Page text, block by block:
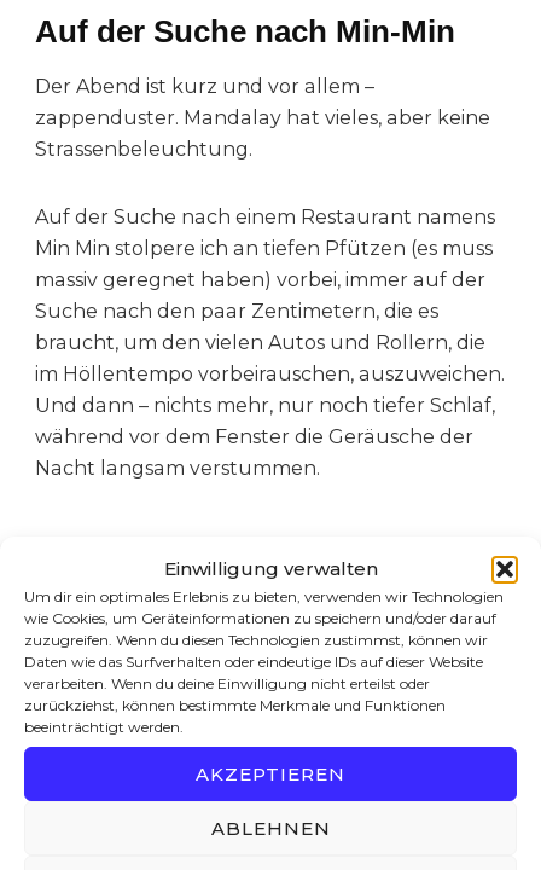
Einwilligung verwalten
Um dir ein optimales Erlebnis zu bieten, verwenden wir Technologien
wie Cookies, um Geräteinformationen zu speichern und/oder darauf
zuzugreifen. Wenn du diesen Technologien zustimmst, können wir
Daten wie das Surfverhalten oder eindeutige IDs auf dieser Website
verarbeiten. Wenn du deine Einwilligung nicht erteilst oder
zurückziehst, können bestimmte Merkmale und Funktionen
beeinträchtigt werden.
AKZEPTIEREN
ABLEHNEN
Auf der Suche nach Min-Min
Der Abend ist kurz und vor allem –
zappenduster. Mandalay hat vieles, aber keine
Strassenbeleuchtung.
Auf der Suche nach einem Restaurant namens
Min Min stolpere ich an tiefen Pfützen (es muss
massiv geregnet haben) vorbei, immer auf der
Suche nach den paar Zentimetern, die es
braucht, um den vielen Autos und Rollern, die
im Höllentempo vorbeirauschen, auszuweichen.
Und dann – nichts mehr, nur noch tiefer Schlaf,
während vor dem Fenster die Geräusche der
Nacht langsam verstummen.
PS Song zum Thema: ZZ Top – Beer Drinkers
and Hell Raisers
Undhier geht die Reise weiter …